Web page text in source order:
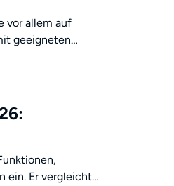
vor allem auf
geeigneten
ordnet
ein. Er vergleicht